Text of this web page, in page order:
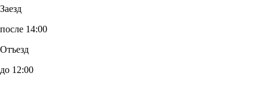
Заезд
после 14:00
Отъезд
до 12:00